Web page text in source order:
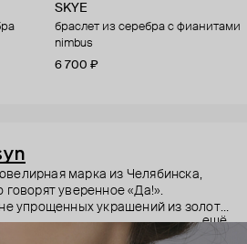
SKYE
браслет из серебра с фианитами
nimbus
6 700 ₽
марка из Челябинска,
уверенное «Да!».
упрощенных украшений из золота
камнями авторской
Все модели выполняются вручную:
ещё